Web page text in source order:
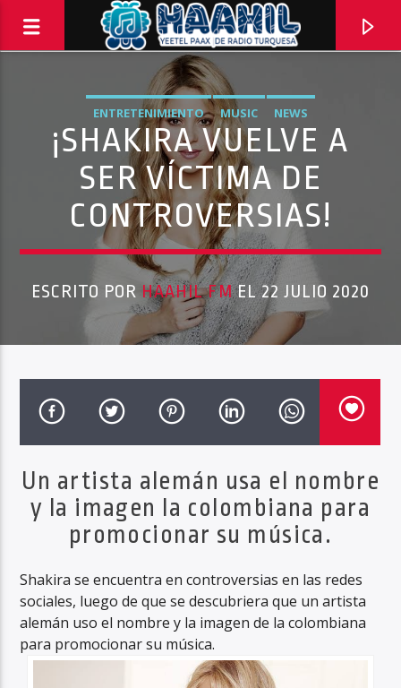
PROGRAMA ACTUAL
Haahil FM
ENTRETENIMIENTO MUSIC NEWS
¡SHAKIRA VUELVE A
SER VÍCTIMA DE
CONTROVERSIAS!
ESCRITO POR HAAHIL FMEL 22 JULIO 2020
Un artista alemán usa el nombre
y la imagen la colombiana para
promocionar su música.
Shakira se encuentra en controversias en las redes
sociales, luego de que se descubriera que un artista
alemán uso el nombre y la imagen de la colombiana
para promocionar su música.